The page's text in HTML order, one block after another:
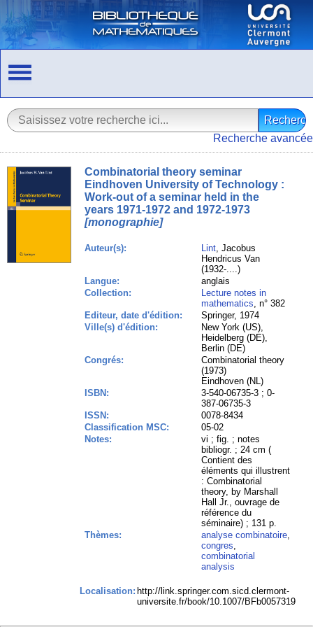
Recherche avancée
Combinatorial theory seminar
Eindhoven University of Technology :
Work-out of a seminar held in the
years 1971-1972 and 1972-1973
[monographie]
Auteur(s): Lint, Jacobus
Hendricus Van
(1932-....)
Langue:
anglais
Collection:
Lecture notes in
mathematics, n° 382
Editeur, date d'édition:
Springer, 1974
Ville(s) d'édition:
New York (US),
Heidelberg (DE),
Berlin (DE)
Congrés:
Combinatorial theory
(1973)
Eindhoven (NL)
ISBN:
3-540-06735-3 ; 0-
387-06735-3
ISSN:
0078-8434
Classification MSC:
05-02
Notes:
vi ; fig. ; notes
bibliogr. ; 24 cm (
Contient des
éléments qui illustrent
: Combinatorial
theory, by Marshall
Hall Jr., ouvrage de
référence du
séminaire) ; 131 p.
Thèmes:
analyse combinatoire,
congres,
combinatorial
analysis
Localisation: http://link.springer.com.sicd.clermont-
universite.fr/book/10.1007/BFb0057319